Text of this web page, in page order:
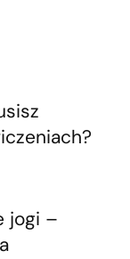
jogi –